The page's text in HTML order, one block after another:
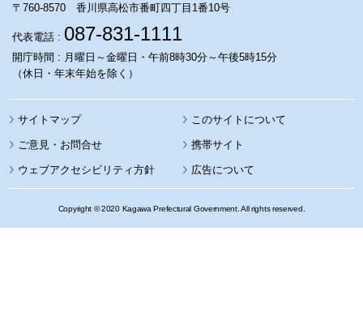
〒760-8570 香川県高松市番町四丁目1番10号
代表電話 : 087-831-1111
開庁時間 : 月曜日～金曜日・午前8時30分～午後5時15分
（休日・年末年始を除く）
サイトマップ このサイトについて
携帯サイト
ウェブアクセシビリティ方針 広告について
Copyright © 2020 Kagawa Prefectural Government. All rights reserved.